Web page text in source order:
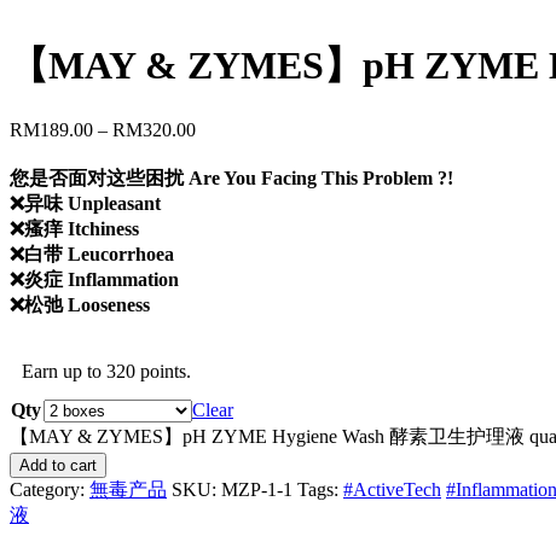
【MAY & ZYMES】pH ZYME
RM189.00 – RM320.00
您是否面对这些困扰 Are You Facing This Problem ?!
❌异味 Unpleasant
❌瘙痒 Itchiness
❌白带 Leucorrhoea
❌炎症 Inflammation
❌松弛 Looseness
Earn up to 320 points.
Qty
Clear
【MAY & ZYMES】pH ZYME Hygiene Wash 酵素卫生护理液
Add to cart
Category: 無毒产品 SKU: MZP-1-1 Tags: #ActiveTech #Inflammation
液